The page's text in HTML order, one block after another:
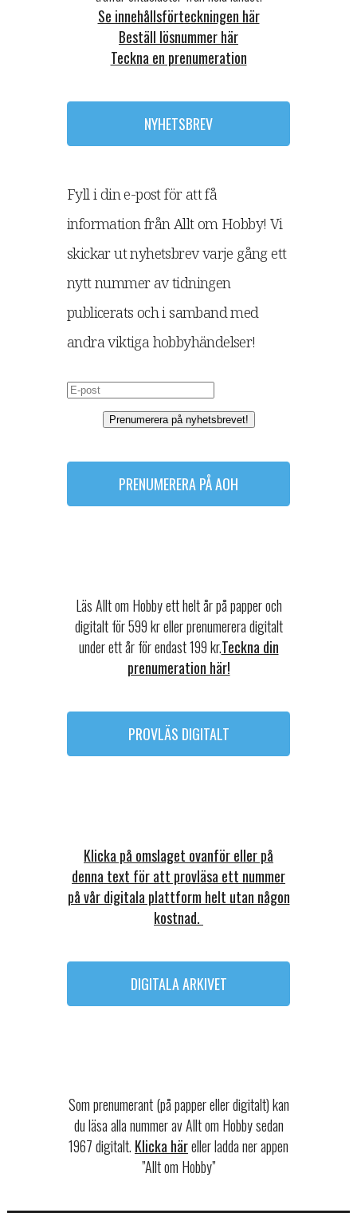
Se innehållsförteckningen här
Beställ lösnummer här
Teckna en prenumeration
NYHETSBREV
Fyll i din e-post för att få
information från Allt om Hobby! Vi
skickar ut nyhetsbrev varje gång ett
nytt nummer av tidningen
publicerats och i samband med
andra viktiga hobbyhändelser!
Prenumerera på nyhetsbrevet!
PRENUMERERA PÅ AOH
Läs Allt om Hobby ett helt år på papper och
digitalt för 599 kr eller prenumerera digitalt
under ett år för endast 199 kr.Teckna din
prenumeration här!
PROVLÄS DIGITALT
Klicka på omslaget ovanför eller på
denna text för att provläsa ett nummer
på vår digitala plattform helt utan någon
kostnad.
DIGITALA ARKIVET
Som prenumerant (på papper eller digitalt) kan
du läsa alla nummer av Allt om Hobby sedan
1967 digitalt. Klicka häreller ladda ner appen
”Allt om Hobby”